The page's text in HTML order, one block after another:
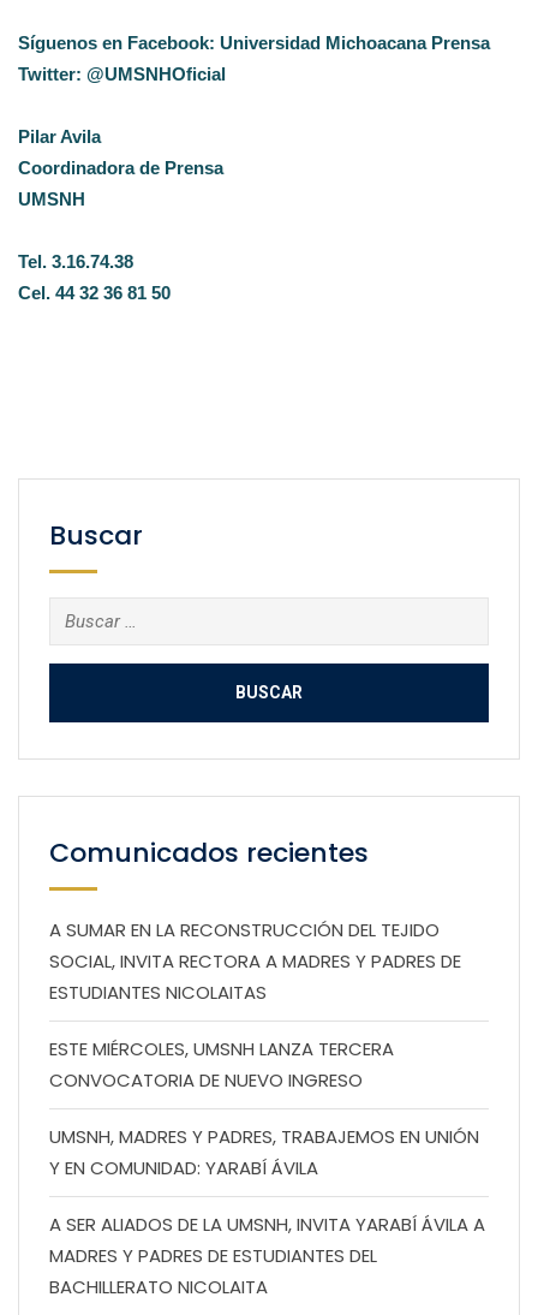
Síguenos en Facebook: Universidad Michoacana Prensa
Twitter: @UMSNHOficial
Pilar Avila
Coordinadora de Prensa
UMSNH
Tel. 3.16.74.38
Cel. 44 32 36 81 50
Buscar
Buscar:
Comunicados recientes
A SUMAR EN LA RECONSTRUCCIÓN DEL TEJIDO
SOCIAL, INVITA RECTORA A MADRES Y PADRES DE
ESTUDIANTES NICOLAITAS
ESTE MIÉRCOLES, UMSNH LANZA TERCERA
CONVOCATORIA DE NUEVO INGRESO
UMSNH, MADRES Y PADRES, TRABAJEMOS EN UNIÓN
Y EN COMUNIDAD: YARABÍ ÁVILA
A SER ALIADOS DE LA UMSNH, INVITA YARABÍ ÁVILA A
MADRES Y PADRES DE ESTUDIANTES DEL
BACHILLERATO NICOLAITA